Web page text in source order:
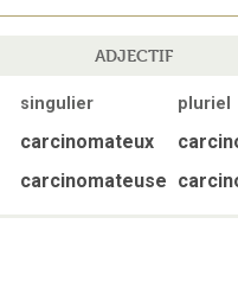
ADJECTIF
singulier
pluriel
carcinomateux
carcinomateuse